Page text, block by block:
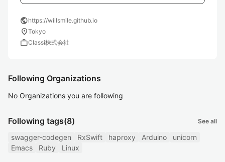
publichttps://willsmile.github.io
location_onTokyo
workClassi株式会社
Following Organizations
No Organizations you are following
Following tags(8) See all
swagger-codegen RxSwift haproxy Arduino
unicorn
Emacs
Ruby Linux